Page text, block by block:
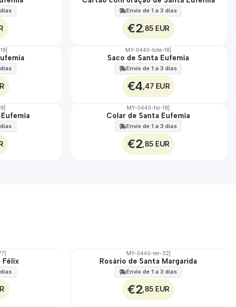
Envio de 1 a 3 dias
€2 ,85 EUR
MY-0440-tote-18
Saco de Santa Eufemia
Envio de 1 a 3 dias
€4 ,47 EUR
MY-0440-fio-18
Colar de Santa Eufemia
Envio de 1 a 3 dias
€2 ,85 EUR
Félix
MY-0440-ter-32
Rosário de Santa Margarida
Envio de 1 a 3 dias
€2 ,85 EUR